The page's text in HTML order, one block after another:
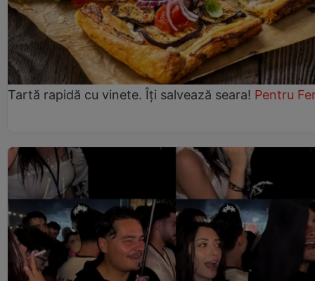
Tartă rapidă cu vinete. Îți salvează seara! Pentru